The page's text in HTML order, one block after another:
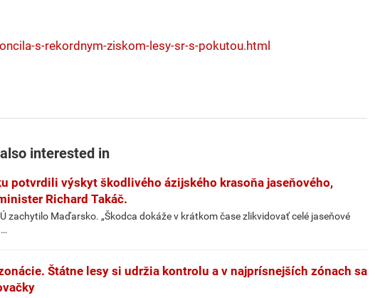
s-rekordnym-ziskom-lesy-sr-s-pokutou.html
interested in
potvrdili výskyt škodlivého ázijského krasoňa jaseňového,
Richard Takáč.
zachytilo Maďarsko. „Škodca dokáže v krátkom čase zlikvidovať celé jaseňové
Štátne lesy si udržia kontrolu a v najprísnejších zónach sa